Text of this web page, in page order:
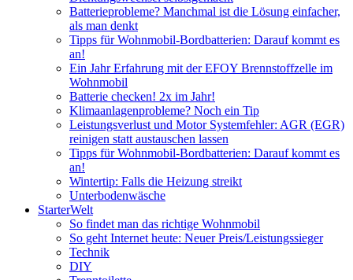
Batterieprobleme? Manchmal ist die Lösung einfacher,
als man denkt
Tipps für Wohnmobil-Bordbatterien: Darauf kommt es
an!
Ein Jahr Erfahrung mit der EFOY Brennstoffzelle im
Wohnmobil
Batterie checken! 2x im Jahr!
Klimaanlagenprobleme? Noch ein Tip
Leistungsverlust und Motor Systemfehler: AGR (EGR)
reinigen statt austauschen lassen
Tipps für Wohnmobil-Bordbatterien: Darauf kommt es
an!
Wintertip: Falls die Heizung streikt
Unterbodenwäsche
StarterWelt
So findet man das richtige Wohnmobil
So geht Internet heute: Neuer Preis/Leistungssieger
Technik
DIY